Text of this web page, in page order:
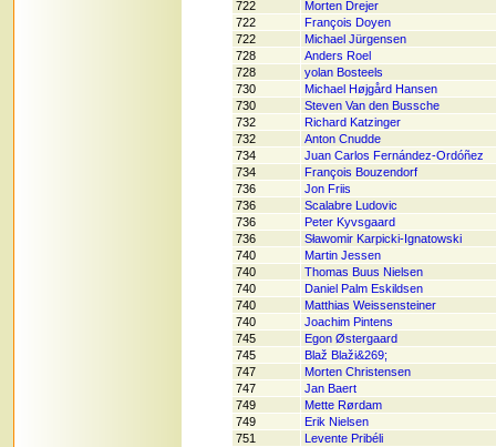
722
Morten Drejer
722
François Doyen
722
Michael Jürgensen
728
Anders Roel
728
yolan Bosteels
730
Michael Højgård Hansen
730
Steven Van den Bussche
732
Richard Katzinger
732
Anton Cnudde
734
Juan Carlos Fernández-Ordóñez
734
François Bouzendorf
736
Jon Friis
736
Scalabre Ludovic
736
Peter Kyvsgaard
736
Sławomir Karpicki-Ignatowski
740
Martin Jessen
740
Thomas Buus Nielsen
740
Daniel Palm Eskildsen
740
Matthias Weissensteiner
740
Joachim Pintens
745
Egon Østergaard
745
Blaž Blaži&269;
747
Morten Christensen
747
Jan Baert
749
Mette Rørdam
749
Erik Nielsen
751
Levente Pribéli